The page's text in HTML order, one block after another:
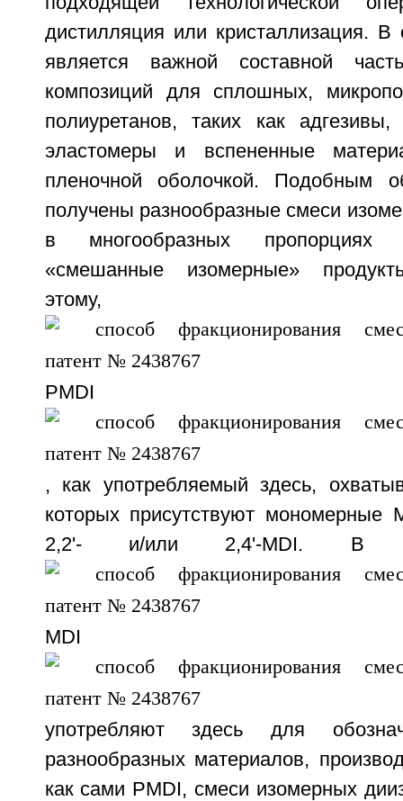
дистилляция или кристаллизация.
является важной составной
композиций для сплошных,
полиуретанов, таких как
эластомеры и вспененные
пленочной оболочкой. Подобным
получены разнообразные смеси
в многообразных пропорциях
«смешанные изомерные»
этому,
PMDI
, как употребляемый здесь,
которых присутствуют мономерные
2,2'- и/или 2,4'-MDI. В
MDI
употребляют здесь для
разнообразных материалов,
как сами PMDI, смеси изомерных